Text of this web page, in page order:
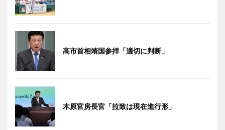
高市首相靖国参拝「適切に判断」
木原官房長官「拉致は現在進行形」